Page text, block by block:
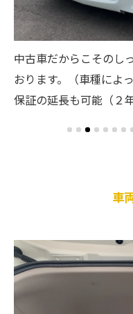
ご希望の車種を全国の
能です！是非ともお問
車